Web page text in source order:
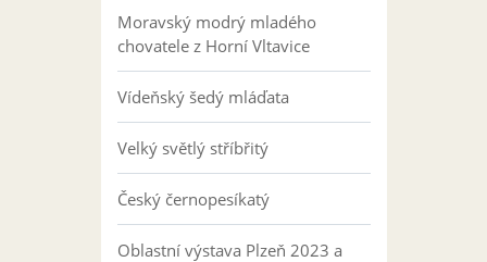
Moravský modrý mladého
chovatele z Horní Vltavice
Vídeňský šedý mláďata
Velký světlý stříbřitý
Český černopesíkatý
Oblastní výstava Plzeň 2023 a